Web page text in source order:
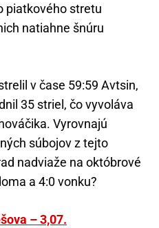
piatkového stretu
natiahne šnúru
v čase 59:59 Avtsin,
35 striel, čo vyvoláva
Vyrovnajú
súbojov z tejto
nadviaže na októbrové
a 4:0 vonku?
– 3,07.